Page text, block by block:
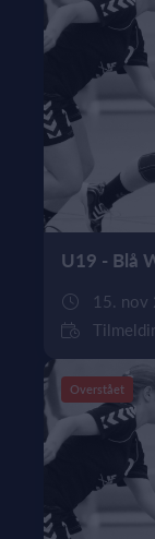
U19 - Blå
15. nov
Overstået